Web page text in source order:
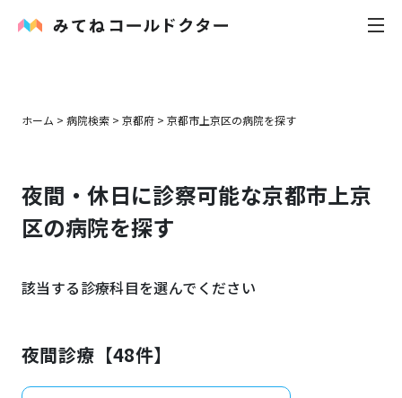
花粉症
感染症
お知らせ
ホーム > 病院検索 > 京都府 > 京都市上京区の病院を探す
夜間・休日に診察可能な京都市上京
区の病院を探す
該当する診療科目を選んでください
夜間診療【48件】